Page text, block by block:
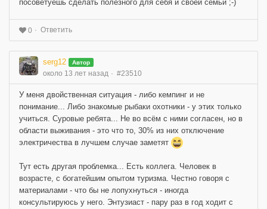
посоветуешь сделать полезного для себя и своей семьи ;-)
0 Ответить
serg12 Автор
около 13 лет назад #23510
У меня двойственная ситуация - либо кемпинг и не
понимание... Либо знакомые рыбаки охотники - у этих только
учиться. Суровые ребята... Не во всём с ними согласен, но в
области выживания - это что то, 30% из них отключение
электричества в лучшем случае заметят
Тут есть другая проблемка... Есть коллега. Человек в
возрасте, с богатейшим опытом туризма. Честно говоря с
материалами - что бы не лопухнуться - иногда
консультируюсь у него. Энтузиаст - пару раз в год ходит с